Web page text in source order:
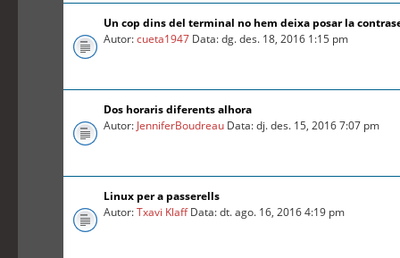
Un cop dins del terminal no hem deixa posar la
Autor:cueta1947 Data: dg. des. 18, 2016 1:15 pm
Dos horaris diferents alhora
Autor: JenniferBoudreau Data: dj. des. 15, 2016 7:07 pm
Linux per a passerells
Autor:Txavi KlaffData: dt. ago. 16, 2016 4:19 pm